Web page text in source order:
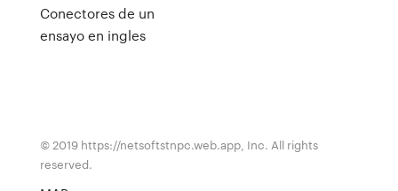
Conectores de un
ensayo en ingles
© 2019 https://netsoftstnpc.web.app, Inc. All rights
reserved.